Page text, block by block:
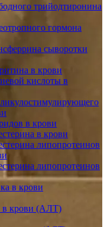
трийодтиронина
гормона
сыворотки
в крови
кислоты в
в крови
в крови
липопротеинов
липопротеинов
в крови
в крови (АЛТ)